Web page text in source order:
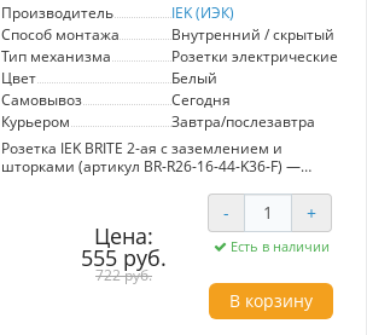
Производитель
IEK (ИЭК)
Способ монтажа
Внутренний / скрытый
Тип механизма
Розетки электрические
Цвет
Белый
Самовывоз
Сегодня
Курьером
Завтра/послезавтра
Розетка IEK BRITE 2-ая с заземлением и
шторками (артикул BR-R26-16-44-K36-F) —
электробезопасности в помещениях с высокой
влажностью. Номинальная сила тока 16А и
степень защиты IP44 гарантируют защиту от
влаги и пыли, что делает данную модель
идеальной для использования в ванных
комнатах, кухнях и на улице. Элегантный
жемчужный цвет в сочетании с современным
Цена:
555 руб.
722 руб.
- +
Есть в наличии
В корзину